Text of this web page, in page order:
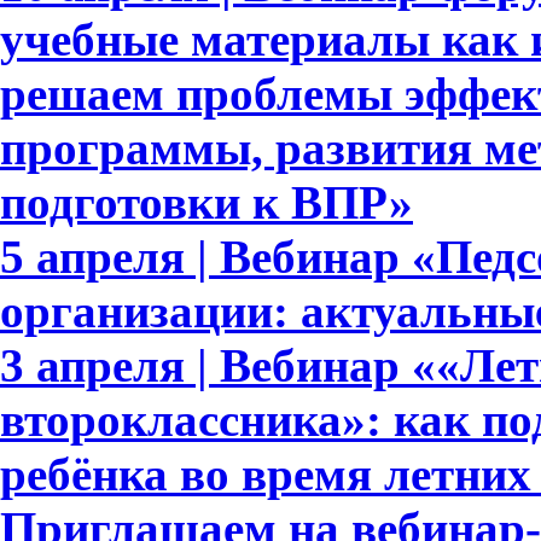
учебные материалы как
решаем проблемы
программы, развития
подготовки к ВПР»
5 апреля | Вебинар
организации:
3 апреля | Вебинар
второклассника»: как
ребёнка во время
Приглашаем на